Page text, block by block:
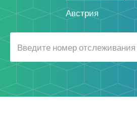
Австрия